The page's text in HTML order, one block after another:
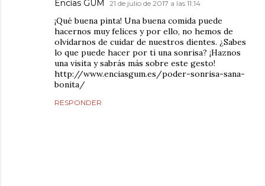
Encías GUM 21 de julio de 2017 a las 11:14
¡Qué buena pinta! Una buena comida puede
hacernos muy felices y por ello, no hemos de
olvidarnos de cuidar de nuestros dientes. ¿Sabes
lo que puede hacer por ti una sonrisa? ¡Haznos
una visita y sabrás más sobre este gesto!
http://www.enciasgum.es/poder-sonrisa-sana-
bonita/
RESPONDER